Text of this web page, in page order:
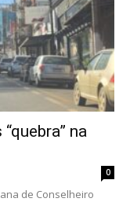
na
0
de Conselheiro